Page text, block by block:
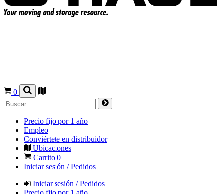
0
Precio fijo por 1 año
Empleo
Conviértete en distribuidor
Ubicaciones
Carrito 0
Iniciar sesión / Pedidos
Iniciar sesión / Pedidos
Precio fijo por 1 año